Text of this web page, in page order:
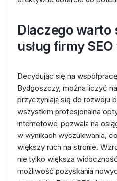
Dlaczego warto
usług firmy
Decydując się na
Bydgoszczy, można liczyć
przyczyniają się do rozwoju
wszystkim profesjonalna
internetowej pozwala na
w wynikach wyszukiwania,
większy ruch na stronie.
nie tylko większa
możliwość pozyskania